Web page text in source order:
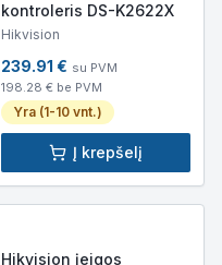
kontroleris DS-K2622X
Hikvision
239.91 € su PVM
198.28 € be PVM
Yra (1-10 vnt.)
Į krepšelį
Hikvision įeigos